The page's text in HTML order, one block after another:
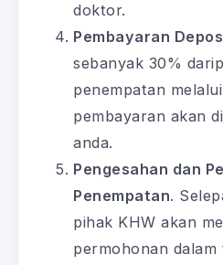
doktor.
Pembayaran
sebanyak 30%
penempatan
pembayaran akan
anda.
Pengesahan dan
Penempatan.
pihak KHW akan
permohonan dalam